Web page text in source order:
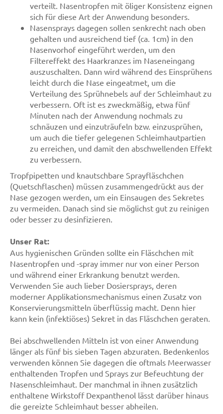
verteilt. Nasentropfen mit öliger Konsistenz eignen
sich für diese Art der Anwendung besonders.
Nasensprays dagegen sollen senkrecht nach oben
gehalten und ausreichend tief (ca. 1cm) in den
Nasenvorhof eingeführt werden, um den
Filtereffekt des Haarkranzes im Naseneingang
auszuschalten. Dann wird während des Einsprühens
leicht durch die Nase eingeatmet, um die
Verteilung des Sprühnebels auf der Schleimhaut zu
verbessern. Oft ist es zweckmäßig, etwa fünf
Minuten nach der Anwendung nochmals zu
schnäuzen und einzuträufeln bzw. einzusprühen,
um auch die tiefer gelegenen Schleimhautpartien
zu erreichen, und damit den abschwellenden Effekt
zu verbessern.
Tropfpipetten und knautschbare Sprayfläschchen
(Quetschflaschen) müssen zusammengedrückt aus der
Nase gezogen werden, um ein Einsaugen des Sekretes
zu vermeiden. Danach sind sie möglichst gut zu reinigen
oder besser zu desinfizieren.
Unser Rat:
Aus hygienischen Gründen sollte ein Fläschchen mit
Nasentropfen und -spray immer nur von einer Person
und während einer Erkrankung benutzt werden.
Verwenden Sie auch lieber Dosiersprays, deren
moderner Applikationsmechanismus einen Zusatz von
Konservierungsmitteln überflüssig macht. Denn hier
kann kein (infektiöses) Sekret in das Fläschchen geraten.
Bei abschwellenden Mitteln ist von einer Anwendung
länger als fünf bis sieben Tagen abzuraten. Bedenkenlos
verwenden können Sie dagegen die oftmals Meerwasser
enthaltenden Tropfen und Sprays zur Befeuchtung der
Nasenschleimhaut. Der manchmal in ihnen zusätzlich
enthaltene Wirkstoff Dexpanthenol lässt darüber hinaus
die gereizte Schleimhaut besser abheilen.